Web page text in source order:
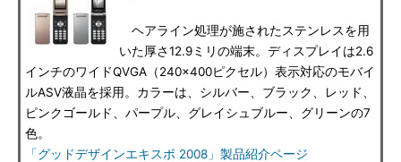
ヘアライン処理が施されたステンレスを用
いた厚さ12.9ミリの端末。ディスプレイは2.6
インチのワイドQVGA（240×400ピクセル）表示対応のモバイ
ルASV液晶を採用。カラーは、シルバー、ブラック、レッド、
ピンクゴールド、パープル、グレイシュブルー、グリーンの7
色。
「グッドデザインエキスポ 2008」製品紹介ページ